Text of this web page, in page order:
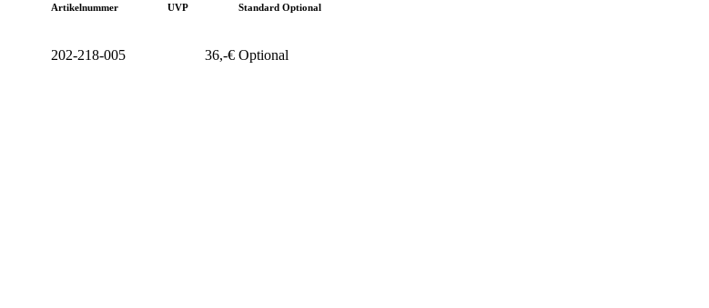
Artikelnummer UVP Standard Optional
202-218-005 36,-€ Optional